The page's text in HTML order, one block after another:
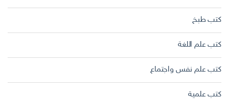
كتب طبخ
كتب علم اللغة
كتب علم نفس واجتماع
كتب علمية